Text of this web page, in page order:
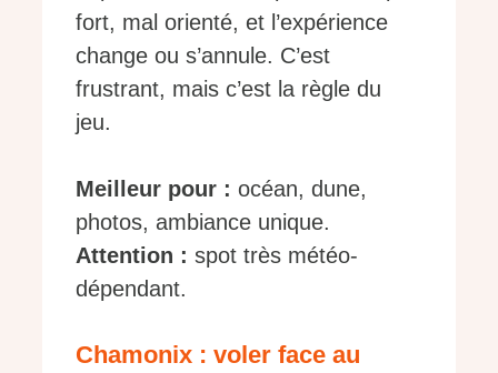
fort, mal orienté, et l’expérience
change ou s’annule. C’est
frustrant, mais c’est la règle du
jeu.
Meilleur pour : océan, dune,
photos, ambiance unique.
Attention : spot très météo-
dépendant.
Chamonix : voler face au